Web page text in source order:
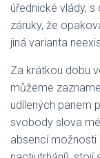
úřednické vlády,
záruky, že
jiná varianta
Za krátkou dobu
můžeme
udílených panem
svobody slova
absencí možnosti